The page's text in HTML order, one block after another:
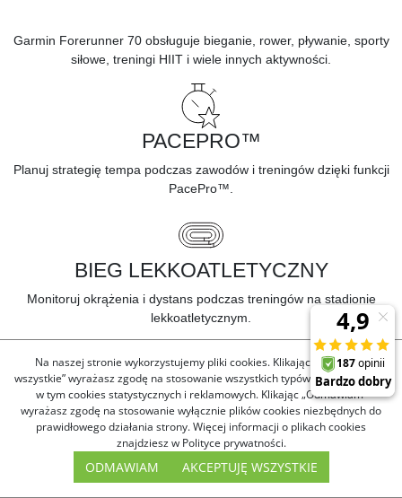
Garmin Forerunner 70 obsługuje bieganie, rower, pływanie, sporty
siłowe, treningi HIIT i wiele innych aktywności.
PACEPRO™
Planuj strategię tempa podczas zawodów i treningów dzięki funkcji
PacePro™.
BIEG LEKKOATLETYCZNY
Monitoruj okrążenia i dystans podczas treningów na stadionie
lekkoatletycznym.
BĄDŹ ZAWSZE W KONTAKCIE
BEZPIECZEŃSTWO I ŚLEDZENIE
AKTYWNOŚCI
Na naszej stronie wykorzystujemy pliki cookies. Klikając „Akceptuję
wszystkie” wyrażasz zgodę na stosowanie wszystkich typów plików cookies,
w tym cookies statystycznych i reklamowych. Klikając „Odmawiam”
wyrażasz zgodę na stosowanie wyłącznie plików cookies niezbędnych do
prawidłowego działania strony. Więcej informacji o plikach cookies
znajdziesz w Polityce prywatności.
ODMAWIAM AKCEPTUJĘ WSZYSTKIE